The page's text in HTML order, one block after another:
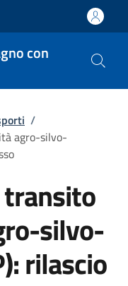
con
/
agro-silvo-
silvo-
rilascio